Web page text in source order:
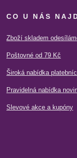
CO U NÁS
Zboží skladem
Poštovné od 79 Kč
Široká nabídka
Pravidelná nabídka
Slevové akce a kupóny